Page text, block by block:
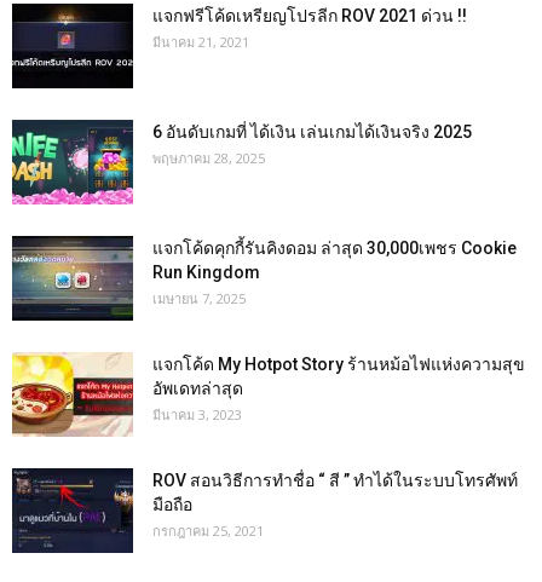
แจกฟรีโค้ดเหรียญโปรลีก ROV 2021 ด่วน !!
มีนาคม 21, 2021
6 อันดับเกมที่ ได้เงิน เล่นเกมได้เงินจริง 2025
พฤษภาคม 28, 2025
แจกโค้ดคุกกี้รันคิงดอม ล่าสุด 30,000เพชร Cookie
Run Kingdom
เมษายน 7, 2025
แจกโค้ด My Hotpot Story ร้านหม้อไฟแห่งความสุข
อัพเดทล่าสุด
มีนาคม 3, 2023
ROV สอนวิธีการทำชื่อ “ สี ” ทำได้ในระบบโทรศัพท์
มือถือ
กรกฎาคม 25, 2021